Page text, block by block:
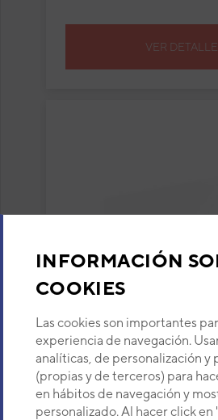
INFORMACIÓN
COOKIES
Las cookies son importantes
experiencia de navegación.
analíticas, de personalización y
(propias y de terceros) para
en hábitos de navegación y
personalizado. Al hacer click
VER DETALLE
Unidad interior aire
acondicionado 1x1
ASY25-KMC split
Inverter con Wi-Fi
Modelo:
ASY25-KMC
Código:
3NGF87276